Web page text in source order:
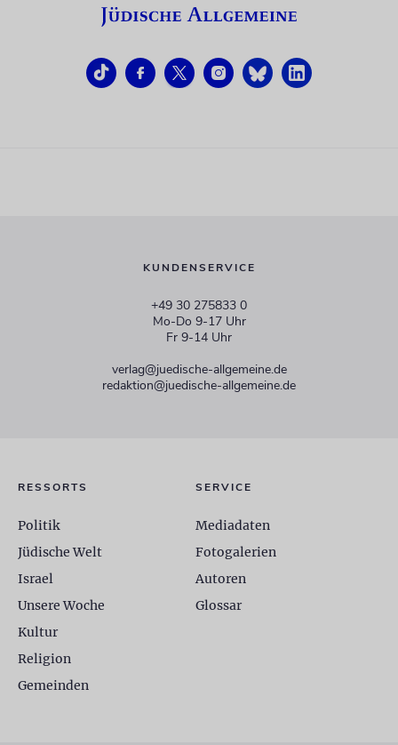
KUNDENSERVICE
+49 30 275833 0
Mo-Do 9-17 Uhr
Fr 9-14 Uhr
verlag@juedische-allgemeine.de
redaktion@juedische-allgemeine.de
RESSORTS
Politik
Jüdische Welt
Israel
Unsere Woche
Kultur
Religion
Gemeinden
SERVICE
Mediadaten
Fotogalerien
Autoren
Glossar